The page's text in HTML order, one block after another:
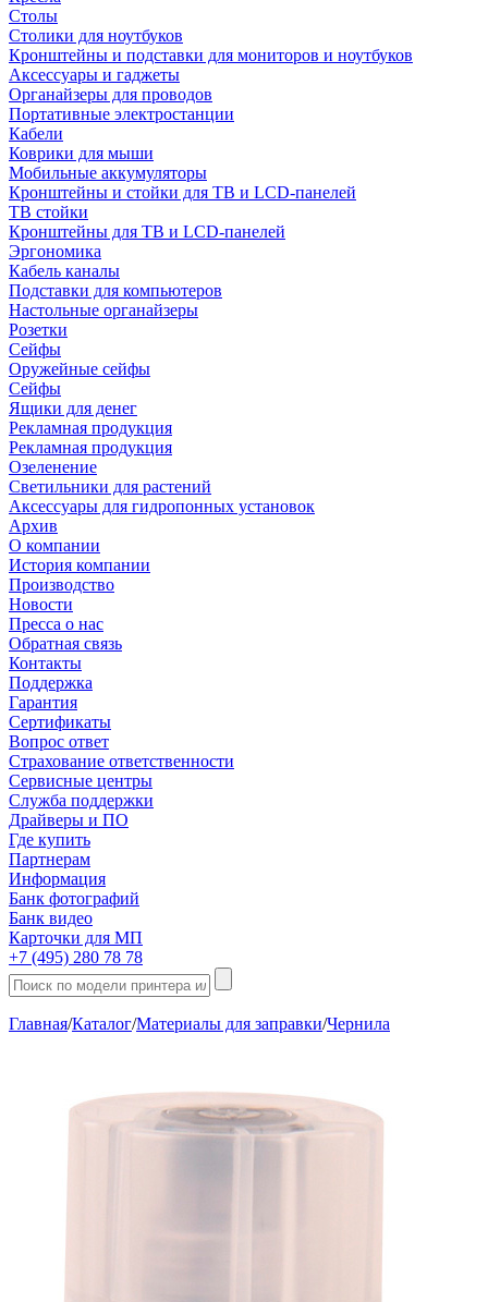
Столы
Столики для ноутбуков
Кронштейны и подставки для мониторов и ноутбуков
Аксессуары и гаджеты
Органайзеры для проводов
Портативные электростанции
Кабели
Коврики для мыши
Мобильные аккумуляторы
Кронштейны и стойки для ТВ и LCD-панелей
ТВ стойки
Кронштейны для ТВ и LCD-панелей
Эргономика
Кабель каналы
Подставки для компьютеров
Настольные органайзеры
Розетки
Сейфы
Оружейные сейфы
Сейфы
Ящики для денег
Рекламная продукция
Рекламная продукция
Озеленение
Светильники для растений
Аксессуары для гидропонных установок
Архив
О компании
История компании
Производство
Новости
Пресса о нас
Обратная связь
Контакты
Поддержка
Гарантия
Сертификаты
Вопрос ответ
Страхование ответственности
Сервисные центры
Служба поддержки
Драйверы и ПО
Где купить
Партнерам
Информация
Банк фотографий
Банк видео
Карточки для МП
+7 (495) 280 78 78
Главная/Каталог/Материалы для заправки/Чернила